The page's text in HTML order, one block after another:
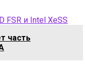
FSR и Intel XeSS
часть